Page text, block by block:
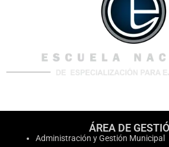
ÁREA DE
Administración y Gestión Municipal